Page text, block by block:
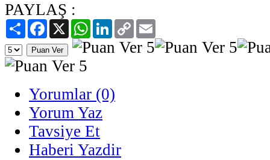
PAYLAŞ :
PaylaşFacebook
X WhatsAppLinkedIn
Copy
Link
Yorumlar (0)
Yorum Yaz
Tavsiye Et
Haberi Yazdir